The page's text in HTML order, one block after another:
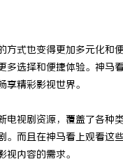
方式也变得更加多元化
多选择和便捷体验。神
精彩影视世界。
电视剧资源，覆盖了各
。而且在神马看上观看
内容的需求。